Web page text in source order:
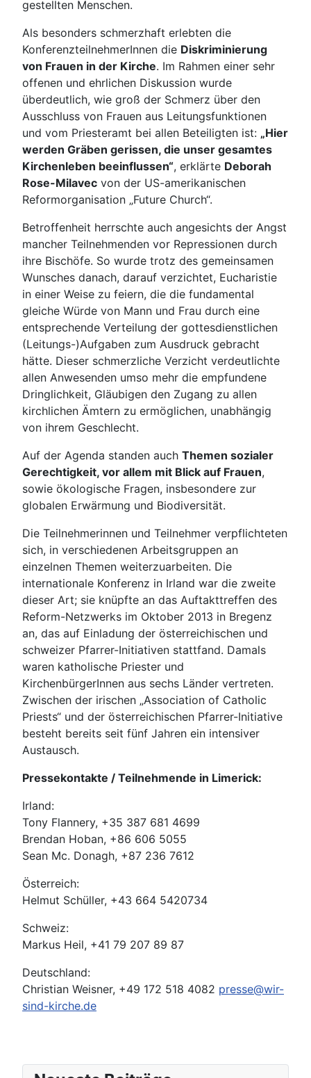
gestellten Menschen.
Als besonders schmerzhaft erlebten die
KonferenzteilnehmerInnen die Diskriminierung
von Frauen in der Kirche. Im Rahmen einer sehr
offenen und ehrlichen Diskussion wurde
überdeutlich, wie groß der Schmerz über den
Ausschluss von Frauen aus Leitungsfunktionen
und vom Priesteramt bei allen Beteiligten ist: „Hier
werden Gräben gerissen, die unser gesamtes
Kirchenleben beeinflussen“, erklärte Deborah
Rose-Milavec von der US-amerikanischen
Reformorganisation „Future Church“.
Betroffenheit herrschte auch angesichts der Angst
mancher Teilnehmenden vor Repressionen durch
ihre Bischöfe. So wurde trotz des gemeinsamen
Wunsches danach, darauf verzichtet, Eucharistie
in einer Weise zu feiern, die die fundamental
gleiche Würde von Mann und Frau durch eine
entsprechende Verteilung der gottesdienstlichen
(Leitungs-)Aufgaben zum Ausdruck gebracht
hätte. Dieser schmerzliche Verzicht verdeutlichte
allen Anwesenden umso mehr die empfundene
Dringlichkeit, Gläubigen den Zugang zu allen
kirchlichen Ämtern zu ermöglichen, unabhängig
von ihrem Geschlecht.
Auf der Agenda standen auch Themen sozialer
Gerechtigkeit, vor allem mit Blick auf Frauen,
sowie ökologische Fragen, insbesondere zur
globalen Erwärmung und Biodiversität.
Die Teilnehmerinnen und Teilnehmer verpflichteten
sich, in verschiedenen Arbeitsgruppen an
einzelnen Themen weiterzuarbeiten. Die
internationale Konferenz in Irland war die zweite
dieser Art; sie knüpfte an das Auftakttreffen des
Reform-Netzwerks im Oktober 2013 in Bregenz
an, das auf Einladung der österreichischen und
schweizer Pfarrer-Initiativen stattfand. Damals
waren katholische Priester und
KirchenbürgerInnen aus sechs Länder vertreten.
Zwischen der irischen „Association of Catholic
Priests“ und der österreichischen Pfarrer-Initiative
besteht bereits seit fünf Jahren ein intensiver
Austausch.
Pressekontakte / Teilnehmende in Limerick:
Irland:
Tony Flannery, +35 387 681 4699
Brendan Hoban, +86 606 5055
Sean Mc. Donagh, +87 236 7612
Österreich:
Helmut Schüller, +43 664 5420734
Schweiz:
Markus Heil, +41 79 207 89 87
Deutschland:
Christian Weisner, +49 172 518 4082 presse@wir-
sind-kirche.de